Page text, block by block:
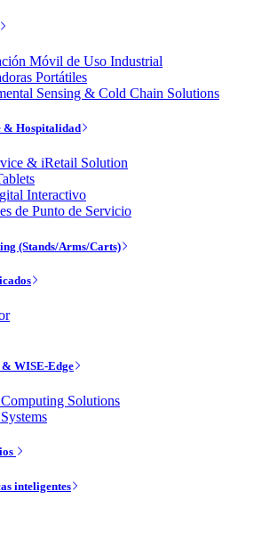
Móvil de Uso Industrial
Portátiles
Sensing & Cold Chain Solutions
& Hospitalidad
& iRetail Solution
Interactivo
de Punto de Servicio
(Stands/Arms/Carts)
WISE-Edge
Solutions
inteligentes